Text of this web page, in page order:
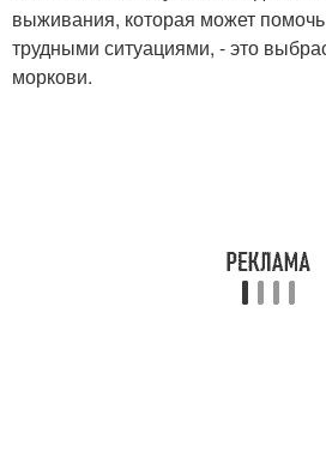
выживания, которая может
трудными ситуациями, - это
моркови.